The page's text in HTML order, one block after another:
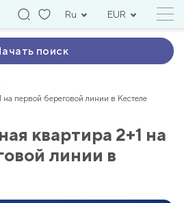
Ru EUR
поиск
первой береговой линии в Кестеле
квартира 2+1 на
линии в